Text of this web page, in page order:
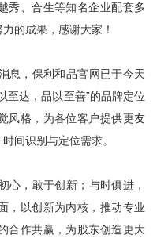
秀、合生等知名企业配套多
的成果，感谢大家！
，保利和品官网已于今天
至达，品以至善”的品牌定位
风格，为各位客户提供更友
间识别与定位需求。
，敢于创新；与时俱进，
，以创新为内核，推动专业
合作共赢，为股东创造更大